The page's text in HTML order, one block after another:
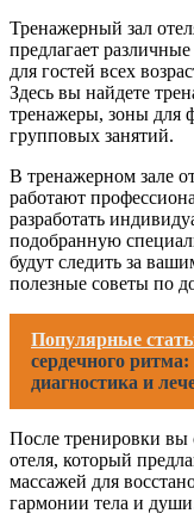
Тренажерный зал
предлагает
для гостей всех
Здесь вы найдете
тренажеры, зоны для
групповых занятий.
В тренажерном зале
работают
разработать
подобранную
будут следить за
полезные советы по
Популярные
сердечного
диагностика и
После тренировки вы
отеля, который
массажей для
гармонии тела и